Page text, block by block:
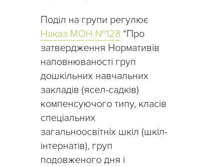
Поділ на групи регулює
Наказ МОН №128 “Про
затвердження Нормативів
наповнюваності груп
дошкільних навчальних
закладів (ясел-садків)
компенсуючого типу, класів
спеціальних
загальноосвітніх шкіл (шкіл-
інтернатів), груп
подовженого дня і